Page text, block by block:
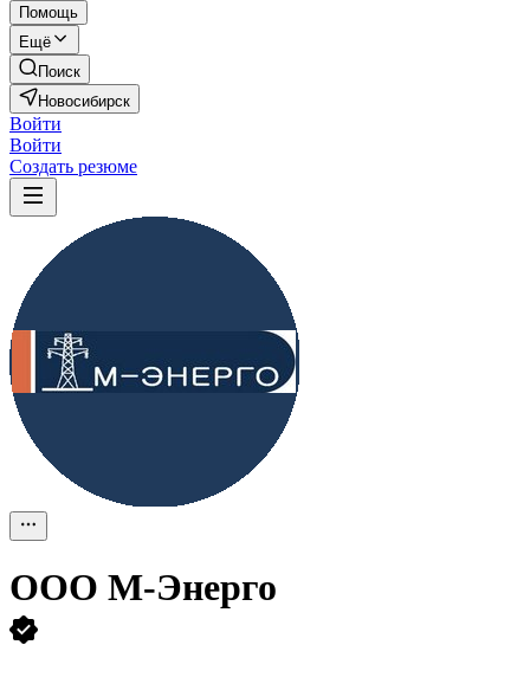
Помощь
Ещё
Поиск
Новосибирск
Войти
Войти
Создать резюме
ООО M-Энерго